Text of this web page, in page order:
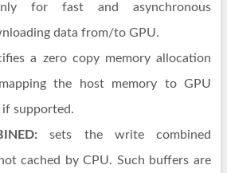
for fast and asynchronous
data from/to GPU.
a zero copy memory allocation
the host memory to GPU
if supported.
sets the write combined
cached by CPU. Such buffers are